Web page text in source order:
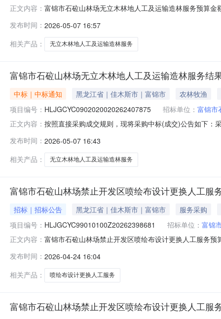
正文内容： 富锦市石砬山林场无立木林地人工及运输造林服务预算
商。二、落实其他政府采购政策满足的需求：无。三、
营。发布时间：2026-05-0713
发布时间： 2026-05-07 16:57
相关产品：
无立木林地人工及运输造林服务
富锦市石砬山林场无立木林地人工及运输造林服务结
中标｜中标通知 黑龙江省｜佳木斯市｜富锦市
农林牧渔
项目编号： HLJGCYC0902020020262407875 招标单位： 富锦市
正文内容： 按照直接采购成交规则，现将采购中标(成交)公告如下
兴苗木专业合作社中选2026-05-07715200.00%
发布时间： 2026-05-07 16:43
相关产品：
无立木林地人工及运输造林服务
富锦市石砬山林场禁止开发区喷绘布设计更换人工服
招标｜招标公告 黑龙江省｜佳木斯市｜富锦市
服务采购
项目编号： HLJGCYC99010100Z20262398681 招标单位： 富锦
正文内容： 富锦市石砬山林场禁止开发区喷绘布设计更换人工服务
二十二条规定，且已在本系统注册的供应商。二、落实
询采购人，采购流程问题请咨询平台运营。发
发布时间： 2026-04-24 16:04
相关产品：
喷绘布设计更换人工服务
富锦市石砬山林场禁止开发区喷绘布设计更换人工服